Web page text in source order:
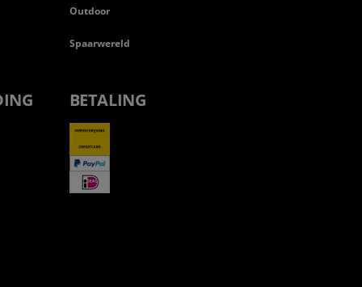
Outdoor
Spaarwereld
BETALING